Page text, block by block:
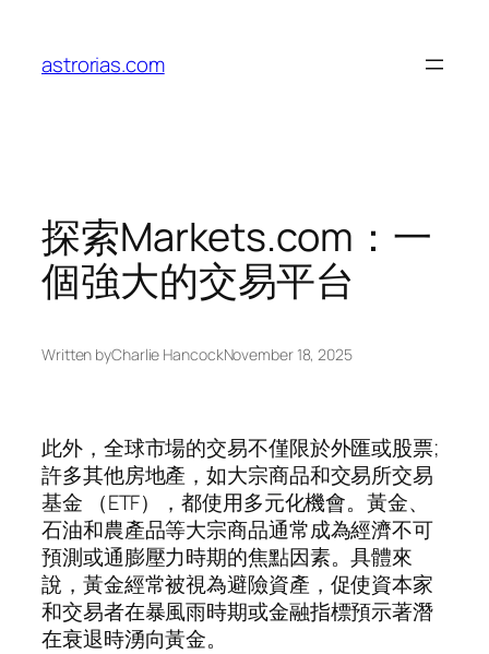
content
astrorias.com
探索Markets.com：一
個強大的交易平台
Written byCharlie HancockNovember 18, 2025
此外，全球市場的交易不僅限於外匯或股票;
許多其他房地產，如大宗商品和交易所交易
基金 （ETF），都使用多元化機會。黃金、
石油和農產品等大宗商品通常成為經濟不可
預測或通膨壓力時期的焦點因素。具體來
說，黃金經常被視為避險資產，促使資本家
和交易者在暴風雨時期或金融指標預示著潛
在衰退時湧向黃金。